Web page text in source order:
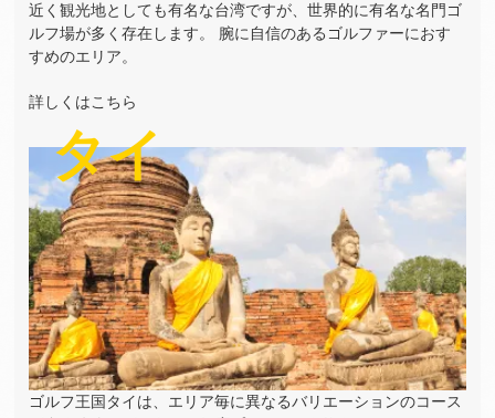
近く観光地としても有名な台湾ですが、世界的に有名な名門ゴ
ルフ場が多く存在します。 腕に自信のあるゴルファーにおす
すめのエリア。
詳しくはこちら
タイ
ゴルフ王国タイは、エリア毎に異なるバリエーションのコース